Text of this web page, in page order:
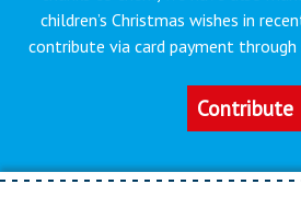
children’s Christmas wishes in
contribute via card payment through
Contribute